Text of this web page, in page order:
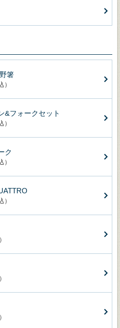
箸
）
&フォークセット
）
ク
）
）